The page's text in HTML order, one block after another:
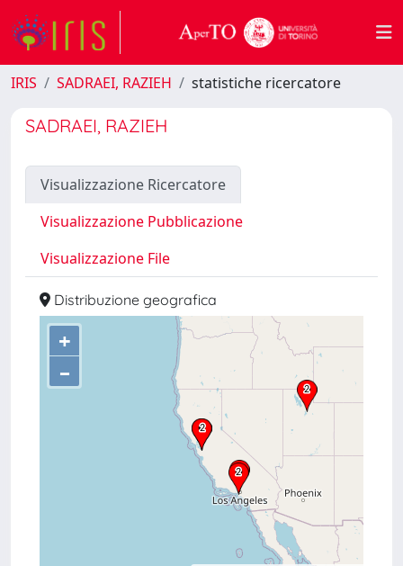
IRIS SADRAEI, RAZIEH statistiche ricercatore
SADRAEI, RAZIEH
Visualizzazione Ricercatore
Visualizzazione Pubblicazione
Visualizzazione File
Distribuzione geografica
+
–